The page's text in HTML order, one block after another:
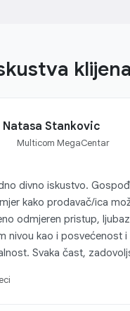
Natasa Stankovic
Multicom MegaCentar
divno iskustvo.
kako prodavač/ica
odmjeren pristup,
nivou kao i posvećenost i
Svaka čast,